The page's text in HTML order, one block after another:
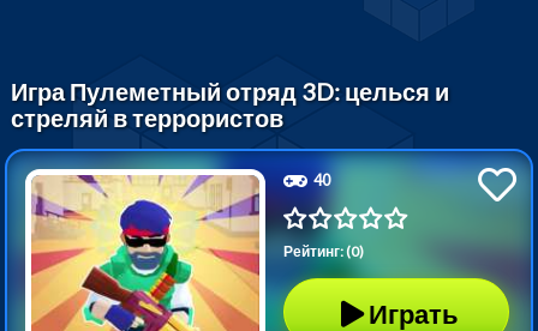
Игра Пулеметный отряд 3D: целься и
стреляй в террористов
40
Рейтинг: (0)
Играть